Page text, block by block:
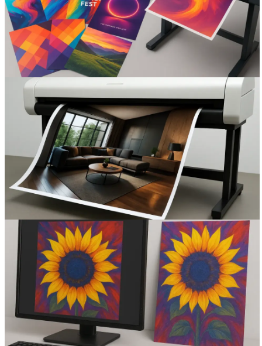
Вакансии
О компании
Написать директору
Арендодателям
Портфолио
Франшиза
Контакты